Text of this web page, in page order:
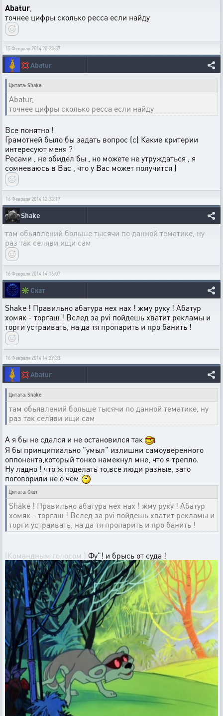
Abatur
точнее цифры сколько ресса если найду
15 Февраля 2014 20:23:37
💢Abatur
Цитата: Shake
Abatur,
точнее цифры сколько ресса если найду
Все понятно !
Грамотней было бы задать вопрос (с) Какие критерии
интересуют меня ?
Ресами , не обидел бы , но можете не утруждаться , я
сомневаюсь в Вас , что у Вас может получится )
16 Февраля 2014 12:33:17
Shake
там обьявлений больше тысячи по данной тематике, ну
раз так селяви ищи сам
16 Февраля 2014 14:16:07
✳️ Скат
Shake ! Правильно абатура нех нах ! жму руку ! Абатур
хомяк - торгаш ! Вслед за pvi пойдешь хватит рекламы и
торги устраивать, на да тя пропарить и про банить !
16 Февраля 2014 14:29:33
💢Abatur
Цитата: Shake
там обьявлений больше тысячи по данной тематике, ну
раз так селяви ищи сам
А я бы не сдался и не остановился так
Я бы принципиально "умыл" излишни самоуверенного
оппонента,который тонко намекнул мне, что я трепло.
Ну ладно ! что ж поделать то,все люди разные, зато
поговорили не о чем
Цитата: Скат
Shake ! Правильно абатура нех нах ! жму руку ! Абатур
хомяк - торгаш ! Вслед за pvi пойдешь хватит рекламы и
торги устраивать, на да тя пропарить и про банить !
(Командным голосом ) Фу"! и брысь от суда !